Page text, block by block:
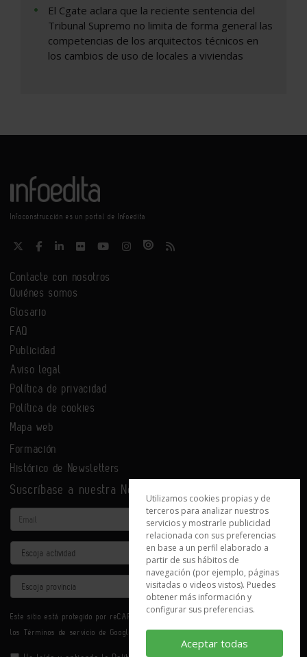
El Cgate aclara que la reciente sentencia del
Tribunal Supremo no limita de forma general las
competencias de los arquitectos técnicos en
los cambios de uso de locales a viviendas
Infoconstrucción es un portal de Infoedita
Contacte con nosotros
Quiénes somos
Glosario
FAQ
Publicidad
Aviso legal
Política de privacidad
Política de cookies
Mapa web
Formación
Histórico de Newsletters
Suscríbase a nuestra Newsletter
Email
Actividad
Provincia
Este sitio está protegido por reCAPTCHA y se aplican la
los Términos de servicio de Google.
Utilizamos cookies propias y de
terceros para analizar nuestros
servicios y mostrarle publicidad
relacionada con sus preferencias
en base a un perfil elaborado a
partir de sus hábitos de
navegación (por ejemplo, páginas
visitadas o videos vistos). Puedes
obtener más información y
configurar sus preferencias.
Aceptar todas